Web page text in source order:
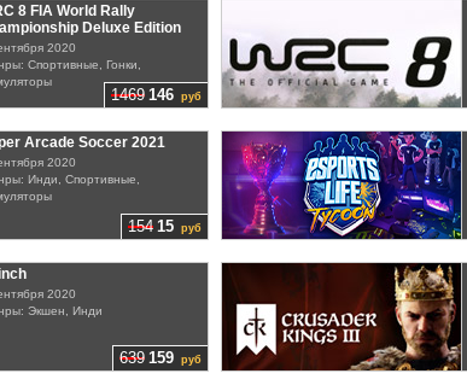
1469 146 руб
8 FIA World Rally
Deluxe Edition
2020
Спортивные, Гонки,
154 15 руб
Arcade Soccer 2021
2020
Инди, Спортивные,
639 159 руб
2020
Экшен, Инди